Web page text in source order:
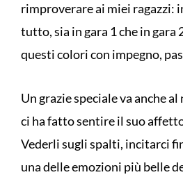
rimproverare ai miei ragazzi:
tutto, sia in gara 1 che in gara
questi colori con impegno,
Un grazie speciale va anche
ci ha fatto sentire il suo
Vederli sugli spalti, incitarci
una delle emozioni più belle